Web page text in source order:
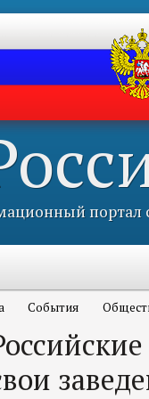
портал
События